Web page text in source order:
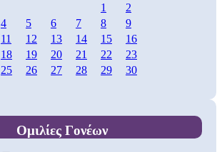
1
2
4 5 6 7 8
9
11 12 13 14 15
16
18 19 20 21 22
23
25 26 27 28 29
30
Ομιλίες Γονέων